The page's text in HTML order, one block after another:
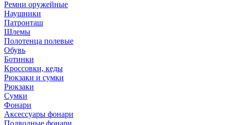
Ремни оружейные
Наушники
Патронташ
Шлемы
Полотенца полевые
Обувь
Ботинки
Кроссовки, кеды
Рюкзаки и сумки
Рюкзаки
Сумки
Фонари
Аксессуары фонари
Подводные фонари